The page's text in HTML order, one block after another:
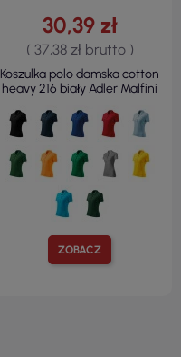
ZOBACZ
30,39 zł
( 37,38 zł brutto )
Koszulka polo damska cotton
heavy 216 biały Adler Malfini